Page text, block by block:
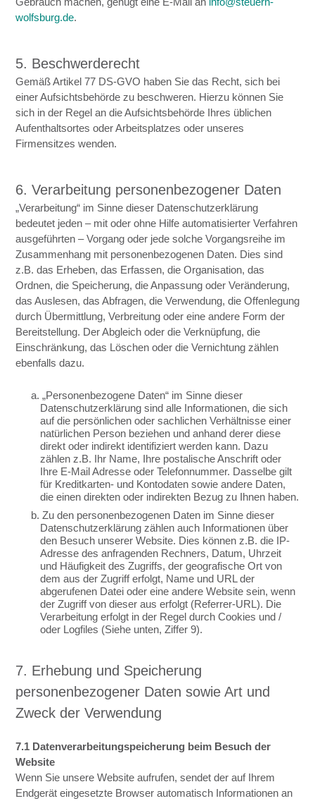
wolfsburg.de.
5. Beschwerderecht
Gemäß Artikel 77 DS-GVO haben Sie das Recht, sich bei
einer Aufsichtsbehörde zu beschweren. Hierzu können Sie
sich in der Regel an die Aufsichtsbehörde Ihres üblichen
Aufenthaltsortes oder Arbeitsplatzes oder unseres
Firmensitzes wenden.
6. Verarbeitung personenbezogener Daten
„Verarbeitung“ im Sinne dieser Datenschutzerklärung
bedeutet jeden – mit oder ohne Hilfe automatisierter Verfahren
ausgeführten – Vorgang oder jede solche Vorgangsreihe im
Zusammenhang mit personenbezogenen Daten. Dies sind
z.B. das Erheben, das Erfassen, die Organisation, das
Ordnen, die Speicherung, die Anpassung oder Veränderung,
das Auslesen, das Abfragen, die Verwendung, die Offenlegung
durch Übermittlung, Verbreitung oder eine andere Form der
Bereitstellung. Der Abgleich oder die Verknüpfung, die
Einschränkung, das Löschen oder die Vernichtung zählen
ebenfalls dazu.
a. „Personenbezogene Daten“ im Sinne dieser
Datenschutzerklärung sind alle Informationen, die sich
auf die persönlichen oder sachlichen Verhältnisse einer
natürlichen Person beziehen und anhand derer diese
direkt oder indirekt identifiziert werden kann. Dazu
zählen z.B. Ihr Name, Ihre postalische Anschrift oder
Ihre E-Mail Adresse oder Telefonnummer. Dasselbe gilt
für Kreditkarten- und Kontodaten sowie andere Daten,
die einen direkten oder indirekten Bezug zu Ihnen haben.
b. Zu den personenbezogenen Daten im Sinne dieser
Datenschutzerklärung zählen auch Informationen über
den Besuch unserer Website. Dies können z.B. die IP-
Adresse des anfragenden Rechners, Datum, Uhrzeit
und Häufigkeit des Zugriffs, der geografische Ort von
dem aus der Zugriff erfolgt, Name und URL der
abgerufenen Datei oder eine andere Website sein, wenn
der Zugriff von dieser aus erfolgt (Referrer-URL). Die
Verarbeitung erfolgt in der Regel durch Cookies und /
oder Logfiles (Siehe unten, Ziffer 9).
7. Erhebung und Speicherung
personenbezogener Daten sowie Art und
Zweck der Verwendung
7.1 Datenverarbeitungspeicherung beim Besuch der
Website
Wenn Sie unsere Website aufrufen, sendet der auf Ihrem
Endgerät eingesetzte Browser automatisch Informationen an